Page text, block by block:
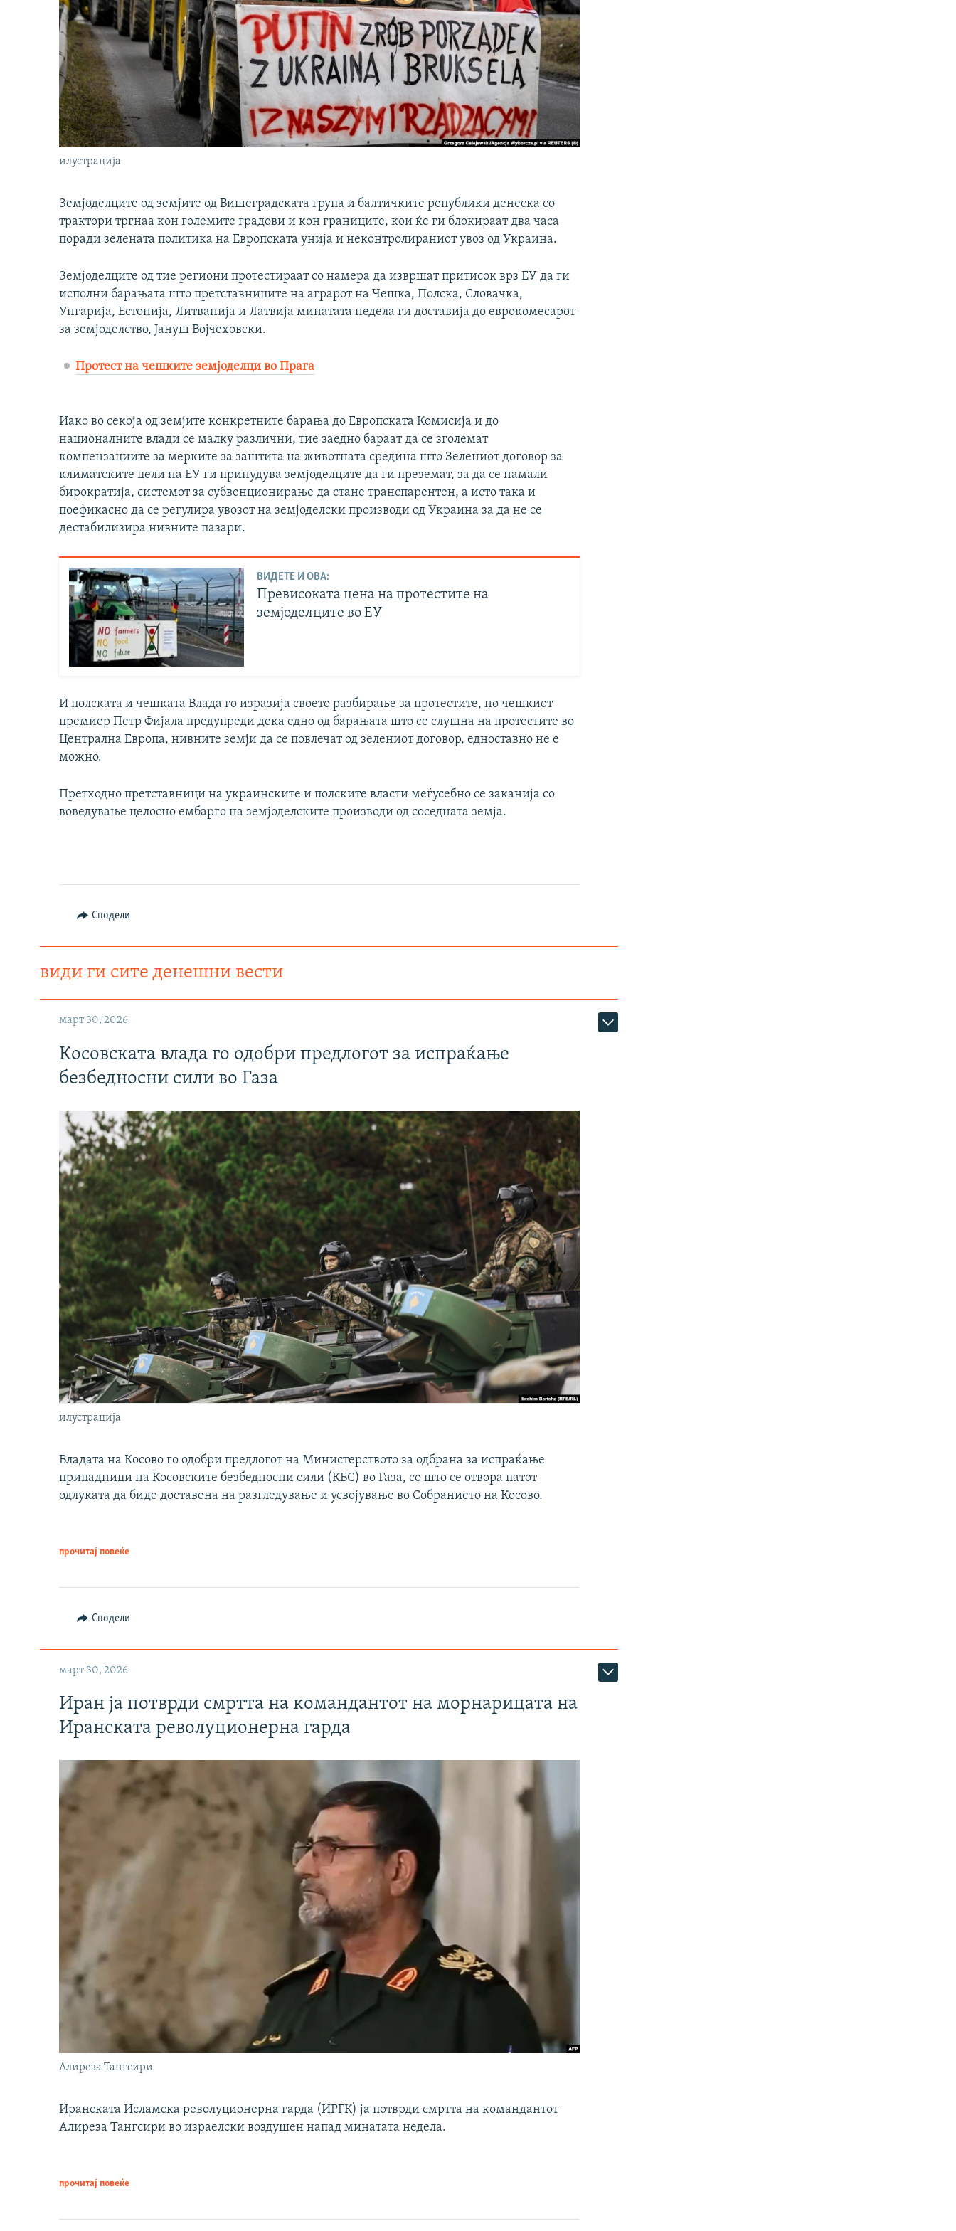
илустрација
Земјоделците од земјите од Вишеградската група и балтичките републики денеска со
трактори тргнаа кон големите градови и кон границите, кои ќе ги блокираат два часа
поради зелената политика на Европската унија и неконтролираниот увоз од Украина.
Земјоделците од тие региони протестираат со намера да извршат притисок врз ЕУ да ги
исполни барањата што претставниците на аграрот на Чешка, Полска, Словачка,
Унгарија, Естонија, Литванија и Латвија минатата недела ги доставија до еврокомесарот
за земјоделство, Јануш Војчеховски.
Протест на чешките земјоделци во Прага
Иако во секоја од земјите конкретните барања до Европската Комисија и до
националните влади се малку различни, тие заедно бараат да се зголемат
компензациите за мерките за заштита на животната средина што Зелениот договор за
климатските цели на ЕУ ги принудува земјоделците да ги преземат, за да се намали
бирократија, системот за субвенционирање да стане транспарентен, а исто така и
поефикасно да се регулира увозот на земјоделски производи од Украина за да не се
дестабилизира нивните пазари.
ВИДЕТЕ И ОВА:
Превисоката цена на протестите на
земјоделците во ЕУ
И полската и чешката Влада го изразија своето разбирање за протестите, но чешкиот
премиер Петр Фијала предупреди дека едно од барањата што се слушна на протестите во
Централна Европа, нивните земји да се повлечат од зелениот договор, едноставно не е
можно.
Претходно претставници на украинските и полските власти меѓусебно се заканија со
воведување целосно ембарго на земјоделските производи од соседната земја.
Сподели
види ги сите денешни вести
март 30, 2026
Косовската влада го одобри предлогот за испраќање
безбедносни сили во Газа
илустрација
Владата на Косово го одобри предлогот на Министерството за одбрана за испраќање
припадници на Косовските безбедносни сили (КБС) во Газа, со што се отвора патот
одлуката да биде доставена на разгледување и усвојување во Собранието на Косово.
прочитај повеќе
Сподели
март 30, 2026
Иран ја потврди смртта на командантот на морнарицата на
Иранската револуционерна гарда
Алиреза Тангсири
Иранската Исламска револуционерна гарда (ИРГК) ја потврди смртта на командантот
Алиреза Тангсири во израелски воздушен напад минатата недела.
прочитај повеќе